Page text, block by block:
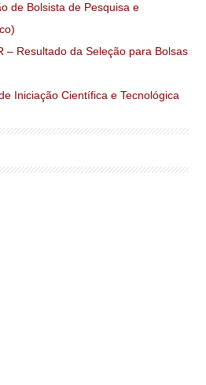
de Bolsista de Pesquisa e
– Resultado da Seleção para Bolsas
Iniciação Científica e Tecnológica